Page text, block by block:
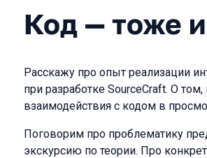
Код — тоже
Расскажу про опыт реализации
при разработке SourceCraft. О
взаимодействия с кодом в
Поговорим про проблематику
экскурсию по теории. Про